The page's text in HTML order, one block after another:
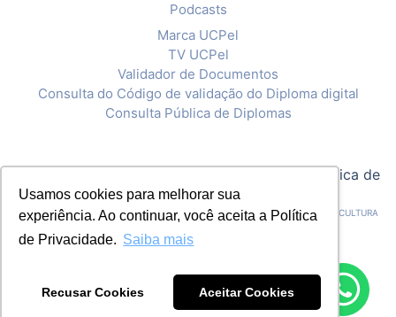
Usamos cookies para melhorar sua
experiência. Ao continuar, você aceita a Política
de Privacidade. Saiba mais
Recusar Cookies Aceitar Cookies
Podcasts
Marca UCPel
TV UCPel
Validador de Documentos
Consulta do Código de validação do Diploma digital
Consulta Pública de Diplomas
Política de
Privacidade
CNPJ: 92.238.914/0001-03 - ASSOCIAÇÃO PELOTENSE DE ASSISTÊNCIA E CULTURA